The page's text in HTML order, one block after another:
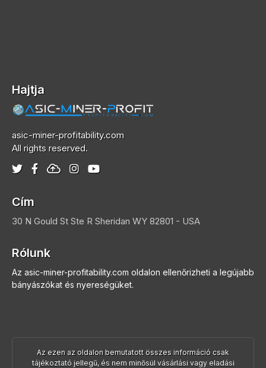
Hajtja
asic-miner-profitability.com
All rights reserved.
Cím
30 N Gould St Ste R Sheridan WY 82801 - USA
Rólunk
Az asic-miner-profitability.com oldalon ellenőrizheti a legújabb
bányászókat és nyereségüket.
Az ezen az oldalon bemutatott összes információ csak
tájékoztató jellegű, és nem minősül vásárlási vagy eladási